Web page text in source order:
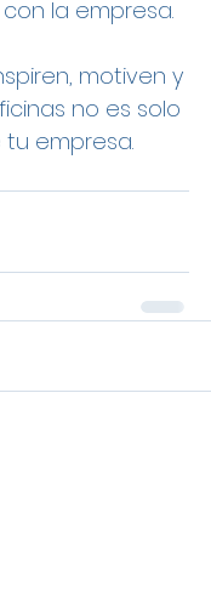
la empresa.
motiven y
no es solo
empresa.